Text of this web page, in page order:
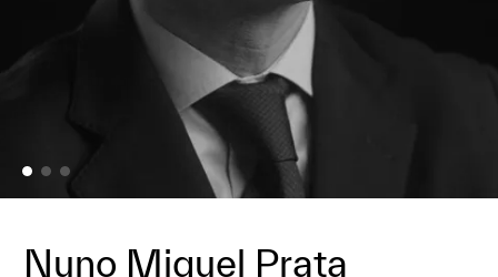
Nuno Miguel Prata